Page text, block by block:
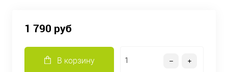
1 790 руб
В корзину